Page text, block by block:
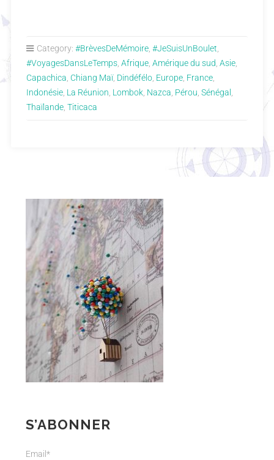
Category: #BrèvesDeMémoire, #JeSuisUnBoulet,
#VoyagesDansLeTemps, Afrique, Amérique du sud, Asie,
Capachica, Chiang Maï, Dindéfélo, Europe, France,
Indonésie, La Réunion, Lombok, Nazca, Pérou, Sénégal ,
Thaïlande, Titicaca
S’ABONNER
Email*